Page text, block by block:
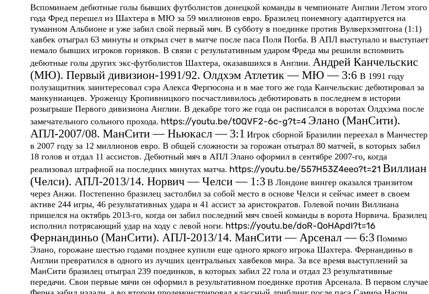
Вспоминаем дебютные голы бывших футболистов донецкой команды в чемпионате Англии Летом этого
года Фред перешел из Шахтера в МЮ за 59 миллионов евро. Бразилец понемногу адаптируется на
туманном Альбионе и уже забил свой первый мяч. В субботу в поединке против Вулверхэмптона (1:1)
хавбек отыграл 63 минуты и открыл счет в матче после паса Поля Погба. В АПЛ выступало и выступает
немало бывших игроков горняков. В связи с результативным ударом Фреда мы решили вспомнить
дебютные голы других экс-футболистов Шахтера, оказавшихся в Англии. Андрей Канчельскис
(МЮ). Первый дивизион-1991/92. Олдхэм Атлетик — МЮ — 3:6 В 1991 году
полузащитник заинтересовал сэра Алекса Фергюсона и в мае того же года Канчельскис дебютировал за
манкунианцев. Уроженцу Кропивницкого посчастливилось дебютировать в последнем в истории
розыгрыше Первого дивизиона Англии. В декабре того же года он расписался в воротах Олдхэма после
замечательного сольного прохода. https://youtu.be/t0QVF2-6c-g?t=4 Элано (МанСити).
АПЛ-2007/08. МанСити — Ньюкасл — 3:1 Игрок сборной Бразилии переехал в Манчестер
в 2007 году за 12 миллионов евро. В общей сложности за горожан отыграл 80 матчей, в которых забил
18 голов и отдал 11 ассистов. Дебютный мяч в АПЛ Элано оформил в сентябре 2007-го, когда
реализовал штрафной на последних минутах матча. https://youtu.be/557H53Z4eeo?t=21 Виллиан
(Челси). АПЛ-2013/14. Норвич — Челси — 1:3 В Лондоне вингер оказался транзитом
через Анжи. Постепенно бразилец застолбил за собой место в основе Челси и сейчас имеет в своем
активе 244 игры, 46 результативных удара и 41 ассист за аристократов. Голевой почин Виллиана
пришелся на октябрь 2013-го, когда он забил последний мяч своей команды в ворота Норвича. Бразилец
исполнил потрясающий удар на ходу с левой ноги. https://youtu.be/doR-QoHApdI?t=16
Фернандиньо (МанСити). АПЛ-2013/14. МанСити — Арсенал — 6:3 Помимо
Элано, горожане шестью годами позднее купили еще одного яркого игрока Шахтера. Фернандиньо в
Англии превратился в одного из лучших центральных хавбеков мира. За все время выступлений за
МанСити бразилец отыграл 239 поединков, в которых забил 22 гола и отдал 23 результативные
передачи. Свои первые мячи он оформил в результативном поединке против Арсенала. В первом случае